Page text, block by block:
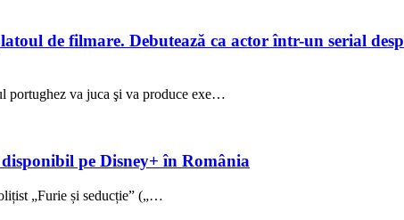
de filmare. Debutează ca actor într-un serial
portughez va juca şi va produce exe…
pe Disney+ în România
„Furie și seducție” („…